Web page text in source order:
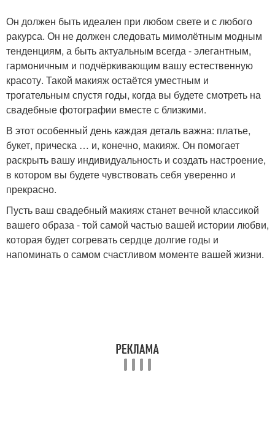
Он должен быть идеален при любом свете и с любого
ракурса. Он не должен следовать мимолётным модным
тенденциям, а быть актуальным всегда - элегантным,
гармоничным и подчёркивающим вашу естественную
красоту. Такой макияж остаётся уместным и
трогательным спустя годы, когда вы будете смотреть на
свадебные фотографии вместе с близкими.
В этот особенный день каждая деталь важна: платье,
букет, прическа … и, конечно, макияж. Он помогает
раскрыть вашу индивидуальность и создать настроение,
в котором вы будете чувствовать себя уверенно и
прекрасно.
Пусть ваш свадебный макияж станет вечной классикой
вашего образа - той самой частью вашей истории любви,
которая будет согревать сердце долгие годы и
напоминать о самом счастливом моменте вашей жизни.